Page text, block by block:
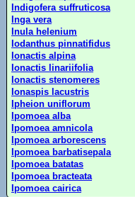
Indigofera suffruticosa
Inga vera
Inula helenium
Iodanthus pinnatifidus
Ionactis alpina
Ionactis linariifolia
Ionactis stenomeres
Ionaspis lacustris
Ipheion uniflorum
Ipomoea alba
Ipomoea amnicola
Ipomoea arborescens
Ipomoea barbatisepala
Ipomoea batatas
Ipomoea bracteata
Ipomoea cairica